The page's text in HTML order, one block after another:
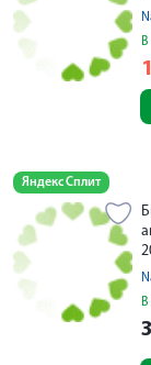
Яндекс Сплит